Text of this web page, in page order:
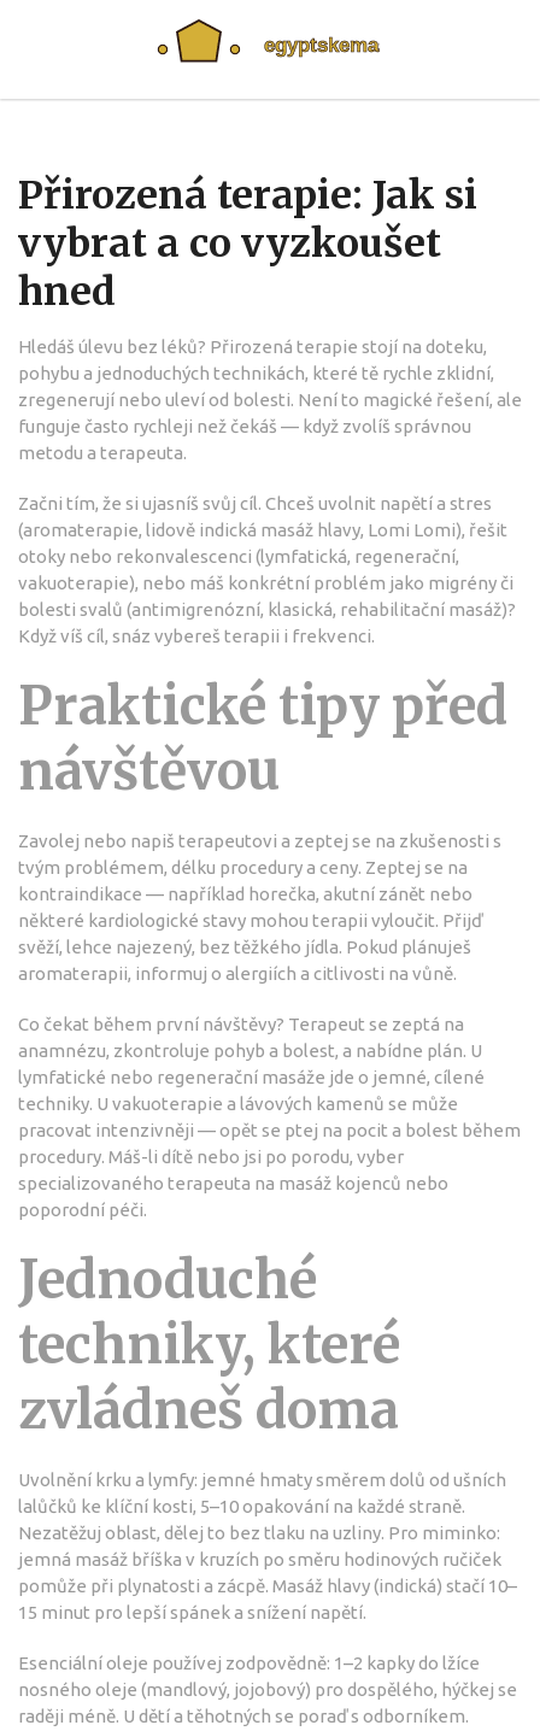
Přirozená terapie: Jak si
vybrat a co vyzkoušet
hned
Hledáš úlevu bez léků? Přirozená terapie stojí na doteku,
pohybu a jednoduchých technikách, které tě rychle zklidní,
zregenerují nebo uleví od bolesti. Není to magické řešení, ale
funguje často rychleji než čekáš — když zvolíš správnou
metodu a terapeuta.
Začni tím, že si ujasníš svůj cíl. Chceš uvolnit napětí a stres
(aromaterapie, lidově indická masáž hlavy, Lomi Lomi), řešit
otoky nebo rekonvalescenci (lymfatická, regenerační,
vakuoterapie), nebo máš konkrétní problém jako migrény či
bolesti svalů (antimigrenózní, klasická, rehabilitační masáž)?
Když víš cíl, snáz vybereš terapii i frekvenci.
Praktické tipy před
návštěvou
Zavolej nebo napiš terapeutovi a zeptej se na zkušenosti s
tvým problémem, délku procedury a ceny. Zeptej se na
kontraindikace — například horečka, akutní zánět nebo
některé kardiologické stavy mohou terapii vyloučit. Přijď
svěží, lehce najezený, bez těžkého jídla. Pokud plánuješ
aromaterapii, informuj o alergiích a citlivosti na vůně.
Co čekat během první návštěvy? Terapeut se zeptá na
anamnézu, zkontroluje pohyb a bolest, a nabídne plán. U
lymfatické nebo regenerační masáže jde o jemné, cílené
techniky. U vakuoterapie a lávových kamenů se může
pracovat intenzivněji — opět se ptej na pocit a bolest během
procedury. Máš-li dítě nebo jsi po porodu, vyber
specializovaného terapeuta na masáž kojenců nebo
poporodní péči.
Jednoduché
techniky, které
zvládneš doma
Uvolnění krku a lymfy: jemné hmaty směrem dolů od ušních
lalůčků ke klíční kosti, 5–10 opakování na každé straně.
Nezatěžuj oblast, dělej to bez tlaku na uzliny. Pro miminko:
jemná masáž bříška v kruzích po směru hodinových ručiček
pomůže při plynatosti a zácpě. Masáž hlavy (indická) stačí 10–
15 minut pro lepší spánek a snížení napětí.
Esenciální oleje používej zodpovědně: 1–2 kapky do lžíce
nosného oleje (mandlový, jojobový) pro dospělého, hýčkej se
raději méně. U dětí a těhotných se poraď s odborníkem.